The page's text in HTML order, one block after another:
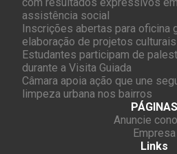
assistência social
Inscrições abertas para oficina
elaboração de projetos
Estudantes participam de
durante a Visita Guiada
Câmara apoia ação que une
limpeza urbana nos bairros
PÁGINAS
Anuncie
Empresa
Links